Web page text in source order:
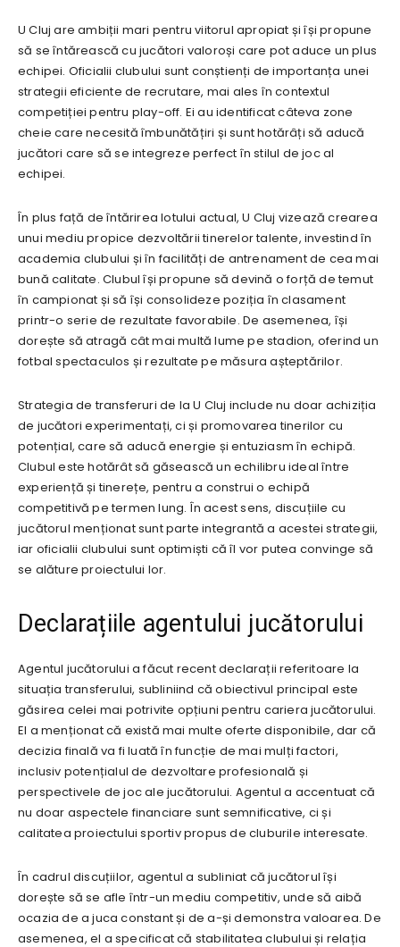
U Cluj are ambiții mari pentru viitorul apropiat și își propune
să se întărească cu jucători valoroși care pot aduce un plus
echipei. Oficialii clubului sunt conștienți de importanța unei
strategii eficiente de recrutare, mai ales în contextul
competiției pentru play-off. Ei au identificat câteva zone
cheie care necesită îmbunătățiri și sunt hotărâți să aducă
jucători care să se integreze perfect în stilul de joc al
echipei.
În plus față de întărirea lotului actual, U Cluj vizează crearea
unui mediu propice dezvoltării tinerelor talente, investind în
academia clubului și în facilități de antrenament de cea mai
bună calitate. Clubul își propune să devină o forță de temut
în campionat și să își consolideze poziția în clasament
printr-o serie de rezultate favorabile. De asemenea, își
dorește să atragă cât mai multă lume pe stadion, oferind un
fotbal spectaculos și rezultate pe măsura așteptărilor.
Strategia de transferuri de la U Cluj include nu doar achiziția
de jucători experimentați, ci și promovarea tinerilor cu
potențial, care să aducă energie și entuziasm în echipă.
Clubul este hotărât să găsească un echilibru ideal între
experiență și tinerețe, pentru a construi o echipă
competitivă pe termen lung. În acest sens, discuțiile cu
jucătorul menționat sunt parte integrantă a acestei strategii,
iar oficialii clubului sunt optimiști că îl vor putea convinge să
se alăture proiectului lor.
Declarațiile agentului jucătorului
Agentul jucătorului a făcut recent declarații referitoare la
situația transferului, subliniind că obiectivul principal este
găsirea celei mai potrivite opțiuni pentru cariera jucătorului.
El a menționat că există mai multe oferte disponibile, dar că
decizia finală va fi luată în funcție de mai mulți factori,
inclusiv potențialul de dezvoltare profesională și
perspectivele de joc ale jucătorului. Agentul a accentuat că
nu doar aspectele financiare sunt semnificative, ci și
calitatea proiectului sportiv propus de cluburile interesate.
În cadrul discuțiilor, agentul a subliniat că jucătorul își
dorește să se afle într-un mediu competitiv, unde să aibă
ocazia de a juca constant și de a-și demonstra valoarea. De
asemenea, el a specificat că stabilitatea clubului și relația